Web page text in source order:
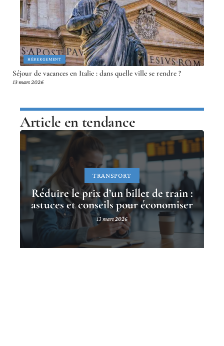
HÉBERGEMENT
Séjour de vacances en Italie : dans quelle ville se rendre ?
13 mars 2026
Article en tendance
TRANSPORT
Réduire le prix d’un billet de train :
astuces et conseils pour économiser
13 mars 2026